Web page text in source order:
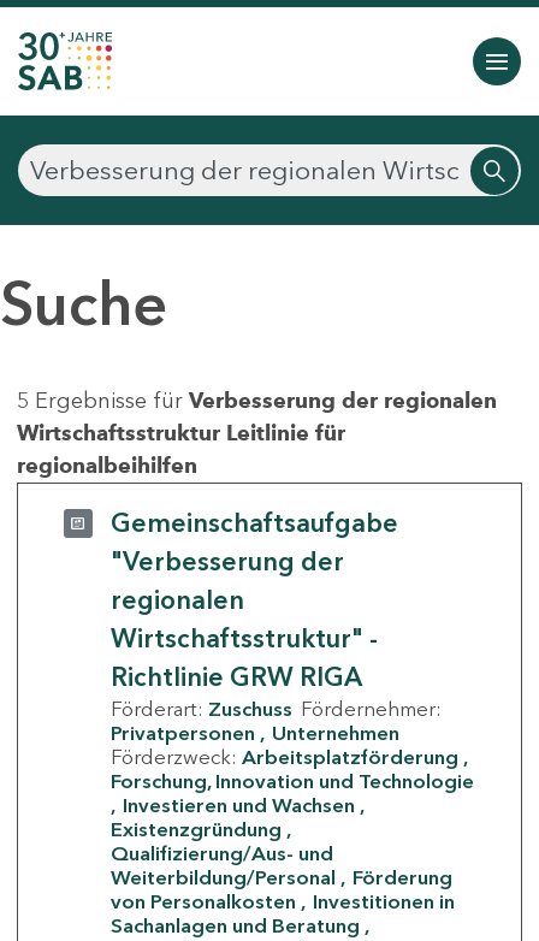
Suche
5 Ergebnisse für Verbesserung der regionalen
Wirtschaftsstruktur Leitlinie für
regionalbeihilfen
Gemeinschaftsaufgabe
"Verbesserung der
regionalen
Wirtschaftsstruktur" -
Richtlinie GRW RIGA
Förderart: Zuschuss Fördernehmer:
Privatpersonen
Unternehmen
Förderzweck: Arbeitsplatzförderung
Forschung, Innovation und Technologie
Investieren und Wachsen
Existenzgründung
Qualifizierung/Aus- und
Weiterbildung/Personal
Förderung
von Personalkosten
Investitionen in
Sachanlagen und Beratung